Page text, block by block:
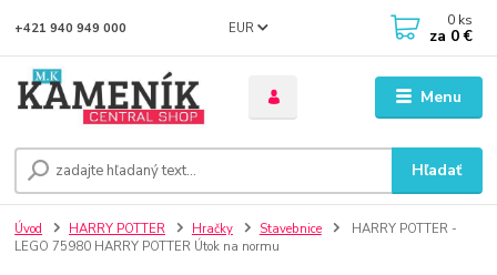
Menu
EUR
Hľadať
+421 940 949 000 0 ks
za 0 €
Úvod HARRY POTTER Hračky Stavebnice
HARRY POTTER -
LEGO 75980 HARRY POTTER Útok na normu